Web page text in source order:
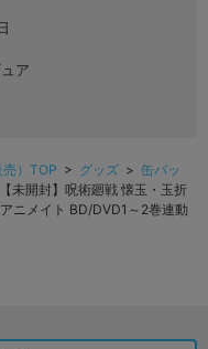
ア
）TOP > グッズ > 缶バッ
未開封】呪術廻戦 懐玉・玉折
ニメイト BD/DVD1～2巻連動